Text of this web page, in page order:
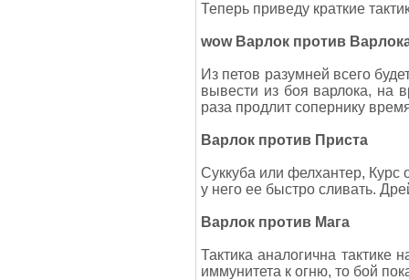
Теперь приведу краткие
wow Варлок против
Из петов разумней всего
вывести из боя варлока, на
раза продлит сопернику
Варлок против Приста
Суккуба или фелхантер, Курс
у него ее быстро сливать.
Варлок против Мага
Тактика аналогична тактике
иммунитета к огню, то бой